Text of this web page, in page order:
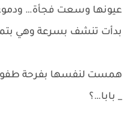
عيونها وسعت فجأة…
بدأت تنشف بسرعة وهي
همست لنفسها بفرحة
_ بابا…؟